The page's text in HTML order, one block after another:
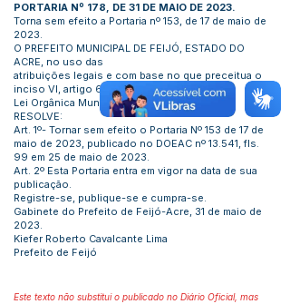
PORTARIA Nº 178, DE 31 DE MAIO DE 2023.
Torna sem efeito a Portaria nº 153, de 17 de maio de
2023.
O PREFEITO MUNICIPAL DE FEIJÓ, ESTADO DO
ACRE, no uso das
atribuições legais e com base no que preceitua o
inciso VI, artigo 66 da
Lei Orgânica Municipal:
RESOLVE:
Art. 1º- Tornar sem efeito o Portaria Nº 153 de 17 de
maio de 2023, publicado no DOEAC nº 13.541, fls.
99 em 25 de maio de 2023.
Art. 2º Esta Portaria entra em vigor na data de sua
publicação.
Registre-se, publique-se e cumpra-se.
Gabinete do Prefeito de Feijó-Acre, 31 de maio de
2023.
Kiefer Roberto Cavalcante Lima
Prefeito de Feijó
Este texto não substitui o publicado no Diário Oficial, mas